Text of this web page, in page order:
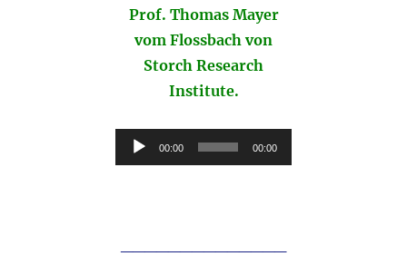
Prof. Thomas Mayer
vom Flossbach von
Storch Research
Institute.
Audio-
Player
00:00 00:00